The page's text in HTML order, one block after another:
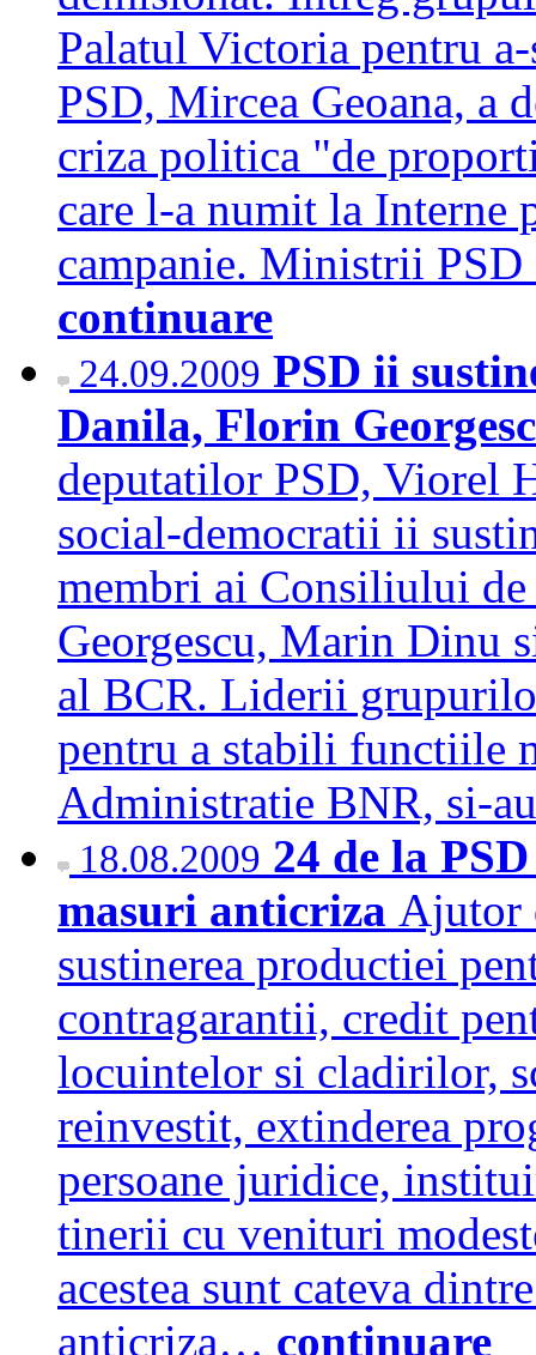
Palatul Victoria pentru
PSD, Mircea Geoana, a
criza politica "de
care l-a numit la Interne
campanie. Ministrii
continuare
24.09.2009 PSD ii
Danila, Florin
deputatilor PSD, Viorel
social-democratii ii
membri ai Consiliului
Georgescu, Marin Dinu
al BCR. Liderii
pentru a stabili functiile
Administratie BNR, si-
18.08.2009 24 de la
masuri anticriza Ajutor
sustinerea productiei
contragarantii, credit
locuintelor si cladirilor,
reinvestit, extinderea
persoane juridice,
tinerii cu venituri
acestea sunt cateva
anticriza… continuare